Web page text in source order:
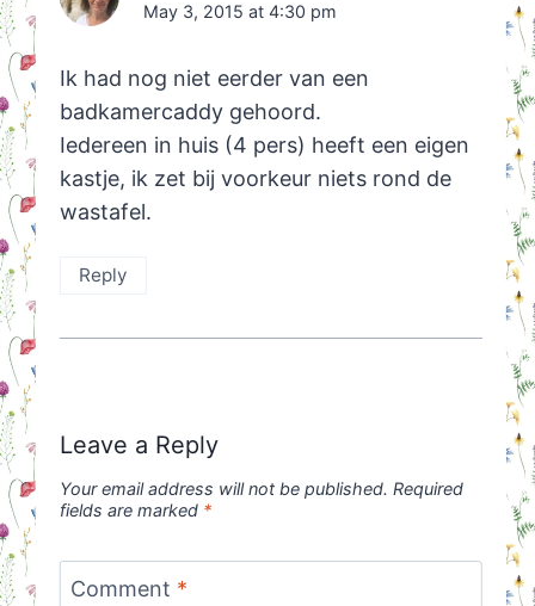
May 3, 2015 at 4:30 pm
Ik had nog niet eerder van een
badkamercaddy gehoord.
Iedereen in huis (4 pers) heeft een eigen
kastje, ik zet bij voorkeur niets rond de
wastafel.
Reply
Leave a Reply
Your email address will not be published. Required
fields are marked *
Comment *